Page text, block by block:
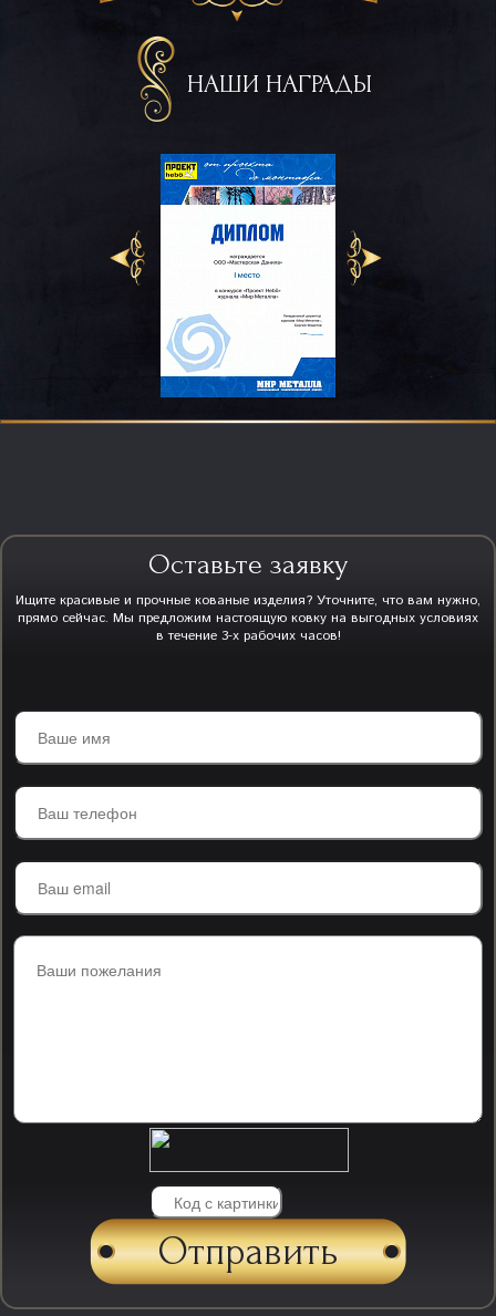
НАШИ НАГРАДЫ
Оставьте заявку
Ищите красивые и прочные кованые изделия? Уточните, что вам нужно,
прямо сейчас. Мы предложим настоящую ковку на выгодных условиях
в течение 3-х рабочих часов!